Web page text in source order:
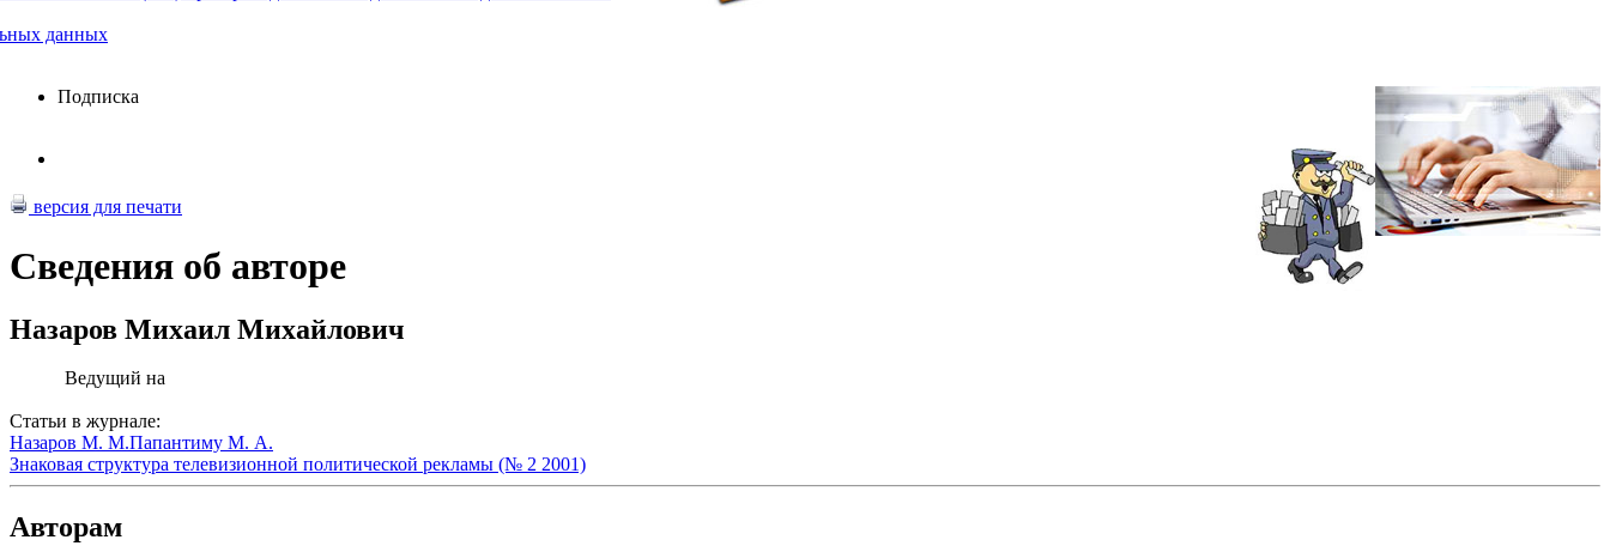
данных
Подписка
версия для печати
Сведения об авторе
Назаров Михаил Михайлович
Ведущий на
Статьи в журнале:
Назаров М. М.Папантиму М. А.
Знаковая структура телевизионной политической рекламы (№ 2 2001)
Авторам